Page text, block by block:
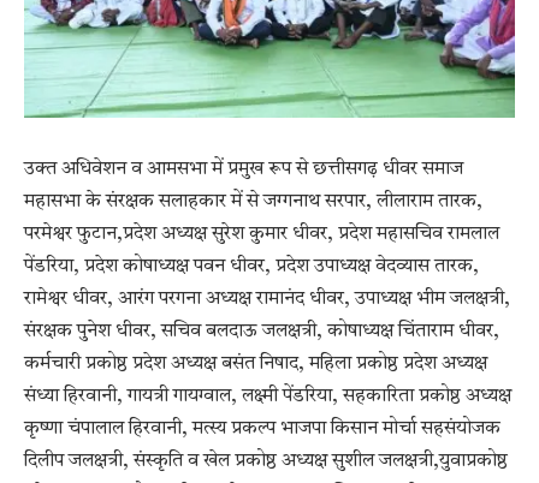
उक्त अधिवेशन व आमसभा में प्रमुख रूप से छत्तीसगढ़ धीवर समाज
महासभा के संरक्षक सलाहकार में से जग्गनाथ सरपार, लीलाराम तारक,
परमेश्वर फुटान,प्रदेश अध्यक्ष सुरेश कुमार धीवर, प्रदेश महासचिव रामलाल
पेंडरिया, प्रदेश कोषाध्यक्ष पवन धीवर, प्रदेश उपाध्यक्ष वेदव्यास तारक,
रामेश्वर धीवर, आरंग परगना अध्यक्ष रामानंद धीवर, उपाध्यक्ष भीम जलक्षत्री,
संरक्षक पुनेश धीवर, सचिव बलदाऊ जलक्षत्री, कोषाध्यक्ष चिंताराम धीवर,
कर्मचारी प्रकोष्ठ प्रदेश अध्यक्ष बसंत निषाद, महिला प्रकोष्ठ प्रदेश अध्यक्ष
संध्या हिरवानी, गायत्री गायग्वाल, लक्ष्मी पेंडरिया, सहकारिता प्रकोष्ठ अध्यक्ष
कृष्णा चंपालाल हिरवानी, मत्स्य प्रकल्प भाजपा किसान मोर्चा सहसंयोजक
दिलीप जलक्षत्री, संस्कृति व खेल प्रकोष्ठ अध्यक्ष सुशील जलक्षत्री,युवाप्रकोष्ठ